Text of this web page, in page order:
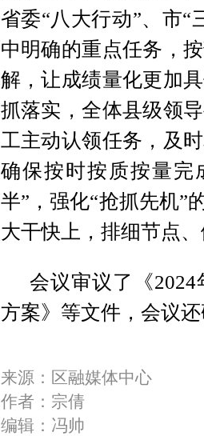
省委“八大行动”、市
中明确的重点任务，
解，让成绩量化更加
抓落实，全体县级领
工主动认领任务，及
确保按时按质按量完
半”，强化“抢抓先机”
大干快上，排细节点
会议审议了《
方案》等文件，会议
来源：区融媒体中心
作者：宗倩
编辑：冯帅